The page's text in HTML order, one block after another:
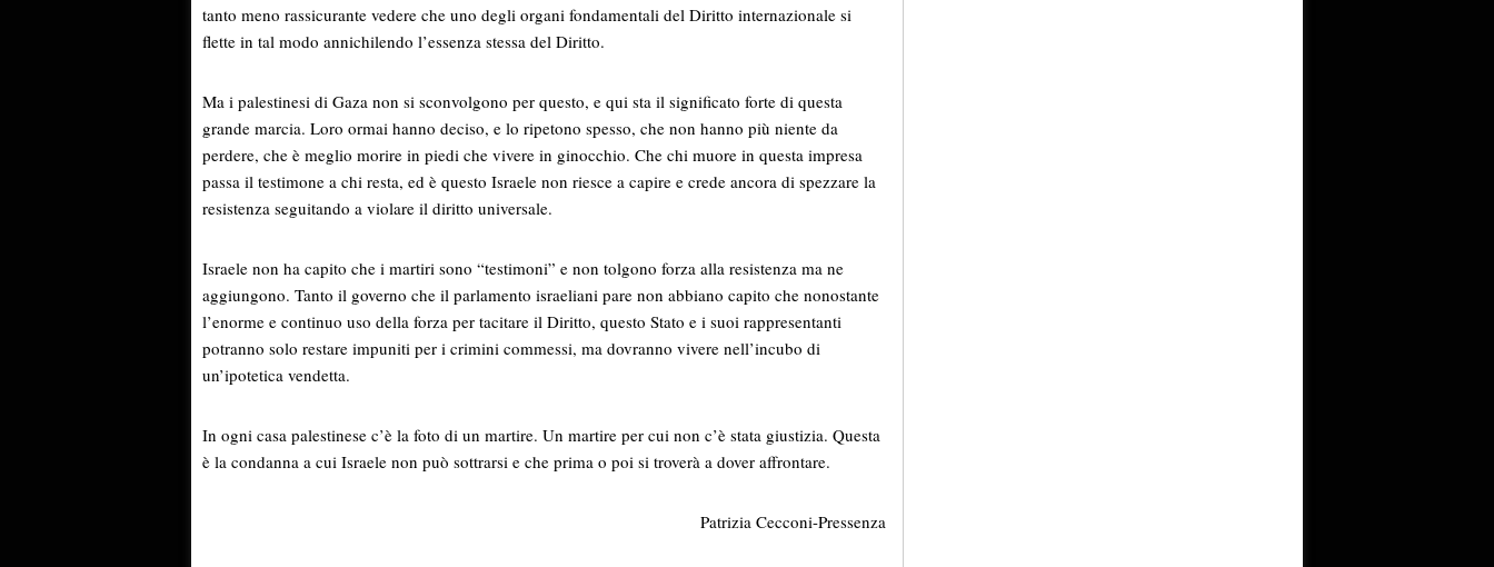
tanto meno rassicurante vedere che uno degli organi fondamentali del Diritto internazionale si
flette in tal modo annichilendo l’essenza stessa del Diritto.
Ma i palestinesi di Gaza non si sconvolgono per questo, e qui sta il significato forte di questa
grande marcia. Loro ormai hanno deciso, e lo ripetono spesso, che non hanno più niente da
perdere, che è meglio morire in piedi che vivere in ginocchio. Che chi muore in questa impresa
passa il testimone a chi resta, ed è questo Israele non riesce a capire e crede ancora di spezzare la
resistenza seguitando a violare il diritto universale.
Israele non ha capito che i martiri sono “testimoni” e non tolgono forza alla resistenza ma ne
aggiungono. Tanto il governo che il parlamento israeliani pare non abbiano capito che nonostante
l’enorme e continuo uso della forza per tacitare il Diritto, questo Stato e i suoi rappresentanti
potranno solo restare impuniti per i crimini commessi, ma dovranno vivere nell’incubo di
un’ipotetica vendetta.
In ogni casa palestinese c’è la foto di un martire. Un martire per cui non c’è stata giustizia. Questa
è la condanna a cui Israele non può sottrarsi e che prima o poi si troverà a dover affrontare.
Patrizia Cecconi-Pressenza